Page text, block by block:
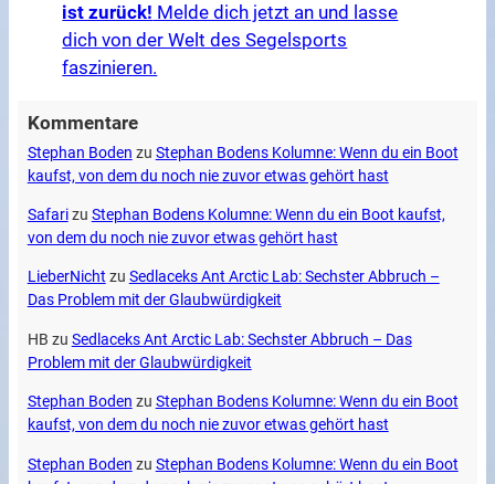
ist zurück! Melde dich jetzt an und lasse
dich von der Welt des Segelsports
faszinieren.
Kommentare
Stephan Boden zu Stephan Bodens Kolumne: Wenn du ein Boot
kaufst, von dem du noch nie zuvor etwas gehört hast
Safarizu Stephan Bodens Kolumne: Wenn du ein Boot kaufst,
von dem du noch nie zuvor etwas gehört hast
LieberNicht zu Sedlaceks Ant Arctic Lab: Sechster Abbruch –
Das Problem mit der Glaubwürdigkeit
HB zu Sedlaceks Ant Arctic Lab: Sechster Abbruch – Das
Problem mit der Glaubwürdigkeit
Stephan Boden zu Stephan Bodens Kolumne: Wenn du ein Boot
kaufst, von dem du noch nie zuvor etwas gehört hast
Stephan Boden zu Stephan Bodens Kolumne: Wenn du ein Boot